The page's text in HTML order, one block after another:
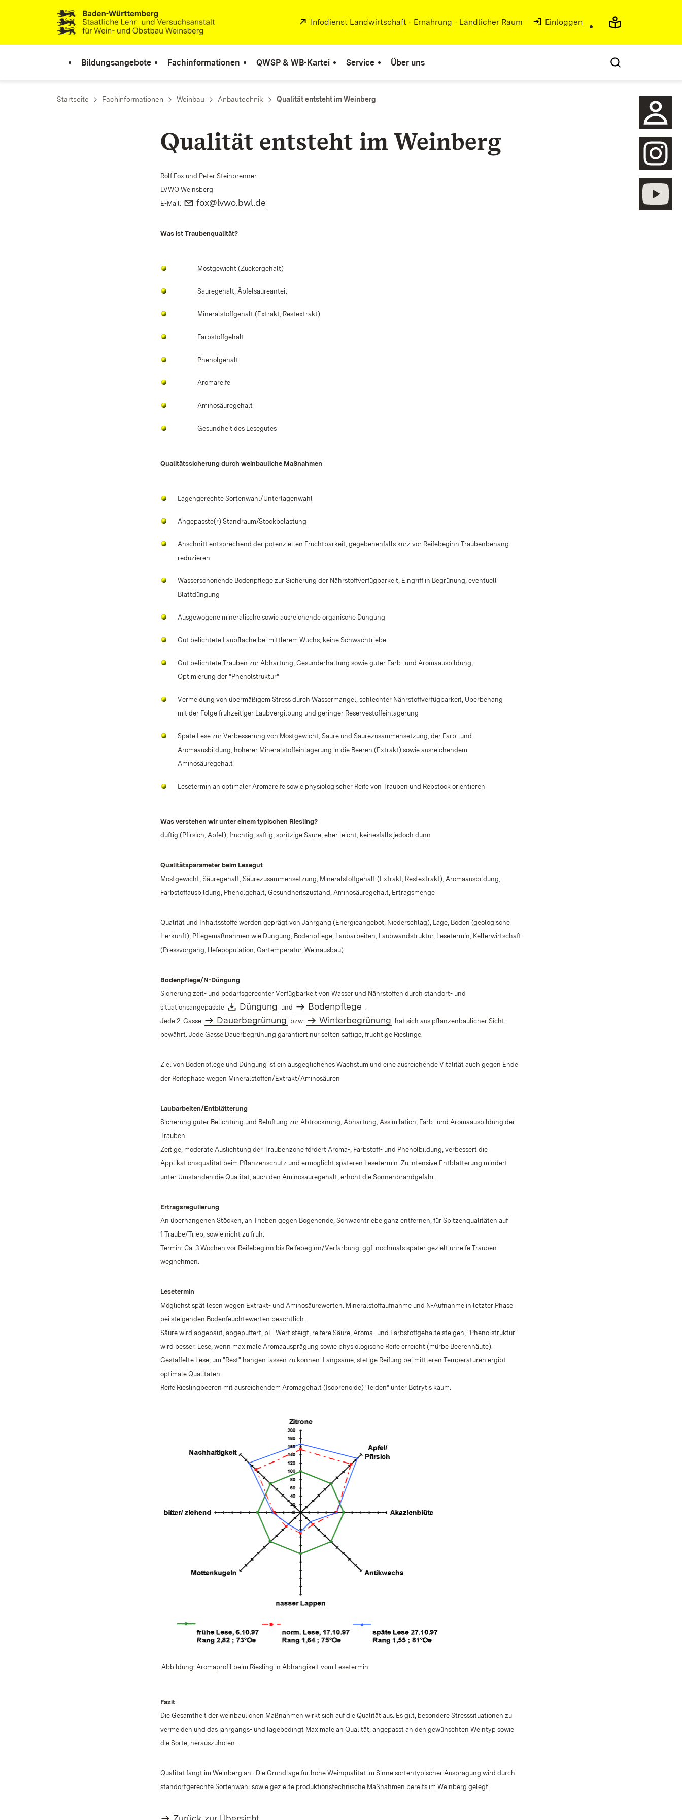
Zum Inhalt springen
Link zur Startseite
Extern:
Infodienst Landwirtschaft - Ernährung - Ländlicher Raum Einloggen
Bildungsangebote Fachinformationen QWSP & WB-Kartei Service Über uns
öffnen
Startseite Fachinformationen Weinbau Anbautechnik Qualität entsteht im Weinberg
Qualität entsteht im Weinberg
Rolf Fox und Peter Steinbrenner
LVWO Weinsberg
E-Mail:
E-Mail:
fox@lvwo.bwl.de
Was ist Traubenqualität?
Mostgewicht (Zuckergehalt)
Säuregehalt, Äpfelsäureanteil
Mineralstoffgehalt (Extrakt, Restextrakt)
Farbstoffgehalt
Phenolgehalt
Aromareife
Aminosäuregehalt
Gesundheit des Lesegutes
Qualitätssicherung durch weinbauliche Maßnahmen
Lagengerechte Sortenwahl/Unterlagenwahl
Angepasste(r) Standraum/Stockbelastung
Anschnitt entsprechend der potenziellen Fruchtbarkeit, gegebenenfalls kurz vor Reifebeginn Traubenbehang
reduzieren
Wasserschonende Bodenpflege zur Sicherung der Nährstoffverfügbarkeit, Eingriff in Begrünung, eventuell
Blattdüngung
Ausgewogene mineralische sowie ausreichende organische Düngung
Gut belichtete Laubfläche bei mittlerem Wuchs, keine Schwachtriebe
Gut belichtete Trauben zur Abhärtung, Gesunderhaltung sowie guter Farb- und Aromaausbildung,
Optimierung der "Phenolstruktur"
Vermeidung von übermäßigem Stress durch Wassermangel, schlechter Nährstoffverfügbarkeit, Überbehang
mit der Folge frühzeitiger Laubvergilbung und geringer Reservestoffeinlagerung
Späte Lese zur Verbesserung von Mostgewicht, Säure und Säurezusammensetzung, der Farb- und
Aromaausbildung, höherer Mineralstoffeinlagerung in die Beeren (Extrakt) sowie ausreichendem
Aminosäuregehalt
Lesetermin an optimaler Aromareife sowie physiologischer Reife von Trauben und Rebstock orientieren
Was verstehen wir unter einem typischen Riesling?
duftig (Pfirsich, Apfel), fruchtig, saftig, spritzige Säure, eher leicht, keinesfalls jedoch dünn
Qualitätsparameter beim Lesegut
Mostgewicht, Säuregehalt, Säurezusammensetzung, Mineralstoffgehalt (Extrakt, Restextrakt), Aromaausbildung,
Farbstoffausbildung, Phenolgehalt, Gesundheitszustand, Aminosäuregehalt, Ertragsmenge
Qualität und Inhaltsstoffe werden geprägt von Jahrgang (Energieangebot, Niederschlag), Lage, Boden (geologische
Herkunft), Pflegemaßnahmen wie Düngung, Bodenpflege, Laubarbeiten, Laubwandstruktur, Lesetermin, Kellerwirtschaft
(Pressvorgang, Hefepopulation, Gärtemperatur, Weinausbau)
Bodenpflege/N-Düngung
Sicherung zeit- und bedarfsgerechter Verfügbarkeit von Wasser und Nährstoffen durch standort- und
situationsangepasste
Download:
Düngung (Öffnet in neuem Fenster)
und Bodenpflege .
Jede 2. Gasse
Dauerbegrünung bzw. Winterbegrünung
hat sich aus pflanzenbaulicher Sicht
bewährt. Jede Gasse Dauerbegrünung garantiert nur selten saftige, fruchtige Rieslinge.
Ziel von Bodenpflege und Düngung ist ein ausgeglichenes Wachstum und eine ausreichende Vitalität auch gegen Ende
der Reifephase wegen Mineralstoffen/Extrakt/Aminosäuren
Laubarbeiten/Entblätterung
Sicherung guter Belichtung und Belüftung zur Abtrocknung, Abhärtung, Assimilation, Farb- und Aromaausbildung der
Trauben.
Zeitige, moderate Auslichtung der Traubenzone fördert Aroma-, Farbstoff- und Phenolbildung, verbessert die
Applikationsqualität beim Pflanzenschutz und ermöglicht späteren Lesetermin. Zu intensive Entblätterung mindert
unter Umständen die Qualität, auch den Aminosäuregehalt, erhöht die Sonnenbrandgefahr.
Ertragsregulierung
An überhangenen Stöcken, an Trieben gegen Bogenende, Schwachtriebe ganz entfernen, für Spitzenqualitäten auf
1 Traube/Trieb, sowie nicht zu früh.
Termin: Ca. 3 Wochen vor Reifebeginn bis Reifebeginn/Verfärbung. ggf. nochmals später gezielt unreife Trauben
wegnehmen.
Lesetermin
Möglichst spät lesen wegen Extrakt- und Aminosäurewerten. Mineralstoffaufnahme und N-Aufnahme in letzter Phase
bei steigenden Bodenfeuchtewerten beachtlich.
Säure wird abgebaut, abgepuffert, pH-Wert steigt, reifere Säure, Aroma- und Farbstoffgehalte steigen, "Phenolstruktur"
wird besser. Lese, wenn maximale Aromaausprägung sowie physiologische Reife erreicht (mürbe Beerenhäute).
Gestaffelte Lese, um "Rest" hängen lassen zu können. Langsame, stetige Reifung bei mittleren Temperaturen ergibt
optimale Qualitäten.
Reife Rieslingbeeren mit ausreichendem Aromagehalt (Isoprenoide) "leiden" unter Botrytis kaum.
Abbildung: Aromaprofil beim Riesling in Abhängikeit vom Lesetermin
Fazit
Die Gesamtheit der weinbaulichen Maßnahmen wirkt sich auf die Qualität aus. Es gilt, besondere Stresssituationen zu
vermeiden und das jahrgangs- und lagebedingt Maximale an Qualität, angepasst an den gewünschten Weintyp sowie
die Sorte, herauszuholen.
Qualität fängt im Weinberg an . Die Grundlage für hohe Weinqualität im Sinne sortentypischer Ausprägung wird durch
standortgerechte Sortenwahl sowie gezielte produktionstechnische Maßnahmen bereits im Weinberg gelegt.